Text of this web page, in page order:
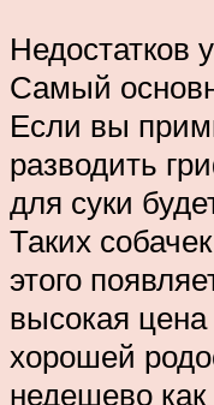
Недостатков
Самый
Если вы
разводить
для суки
Таких
этого
высокая
хорошей
недешево как